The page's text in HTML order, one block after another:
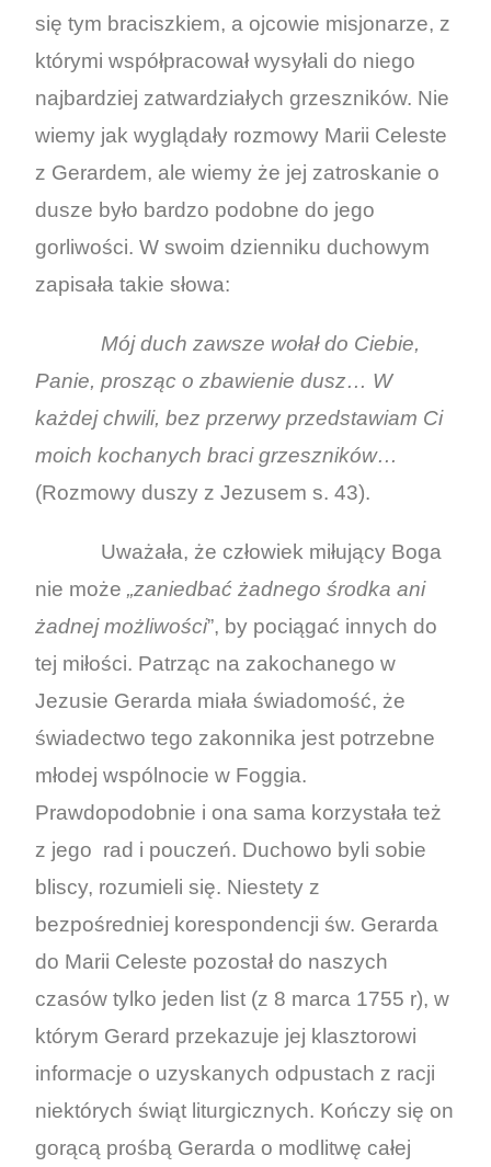
się tym braciszkiem, a ojcowie misjonarze, z
którymi współpracował wysyłali do niego
najbardziej zatwardziałych grzeszników. Nie
wiemy jak wyglądały rozmowy Marii Celeste
z Gerardem, ale wiemy że jej zatroskanie o
dusze było bardzo podobne do jego
gorliwości. W swoim dzienniku duchowym
zapisała takie słowa:
Mój duch zawsze wołał do Ciebie,
Panie, prosząc o zbawienie dusz… W
każdej chwili, bez przerwy przedstawiam Ci
moich kochanych braci grzeszników…
(Rozmowy duszy z Jezusem s. 43).
Uważała, że człowiek miłujący Boga
nie może„zaniedbać żadnego środka ani
żadnej możliwości”, by pociągać innych do
tej miłości. Patrząc na zakochanego w
Jezusie Gerarda miała świadomość, że
świadectwo tego zakonnika jest potrzebne
młodej wspólnocie w Foggia.
Prawdopodobnie i ona sama korzystała też
z jego rad i pouczeń. Duchowo byli sobie
bliscy, rozumieli się. Niestety z
bezpośredniej korespondencji św. Gerarda
do Marii Celeste pozostał do naszych
czasów tylko jeden list (z 8 marca 1755 r), w
którym Gerard przekazuje jej klasztorowi
informacje o uzyskanych odpustach z racji
niektórych świąt liturgicznych. Kończy się on
gorącą prośbą Gerarda o modlitwę całej